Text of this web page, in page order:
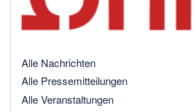
Alle Nachrichten
Alle Pressemitteilungen
Alle Veranstaltungen